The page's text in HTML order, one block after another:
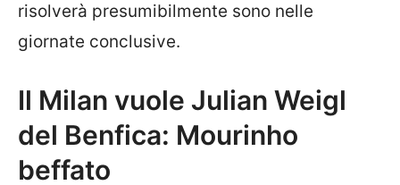
risolverà presumibilmente sono nelle
giornate conclusive.
Il Milan vuole Julian Weigl
del Benfica: Mourinho
beffato